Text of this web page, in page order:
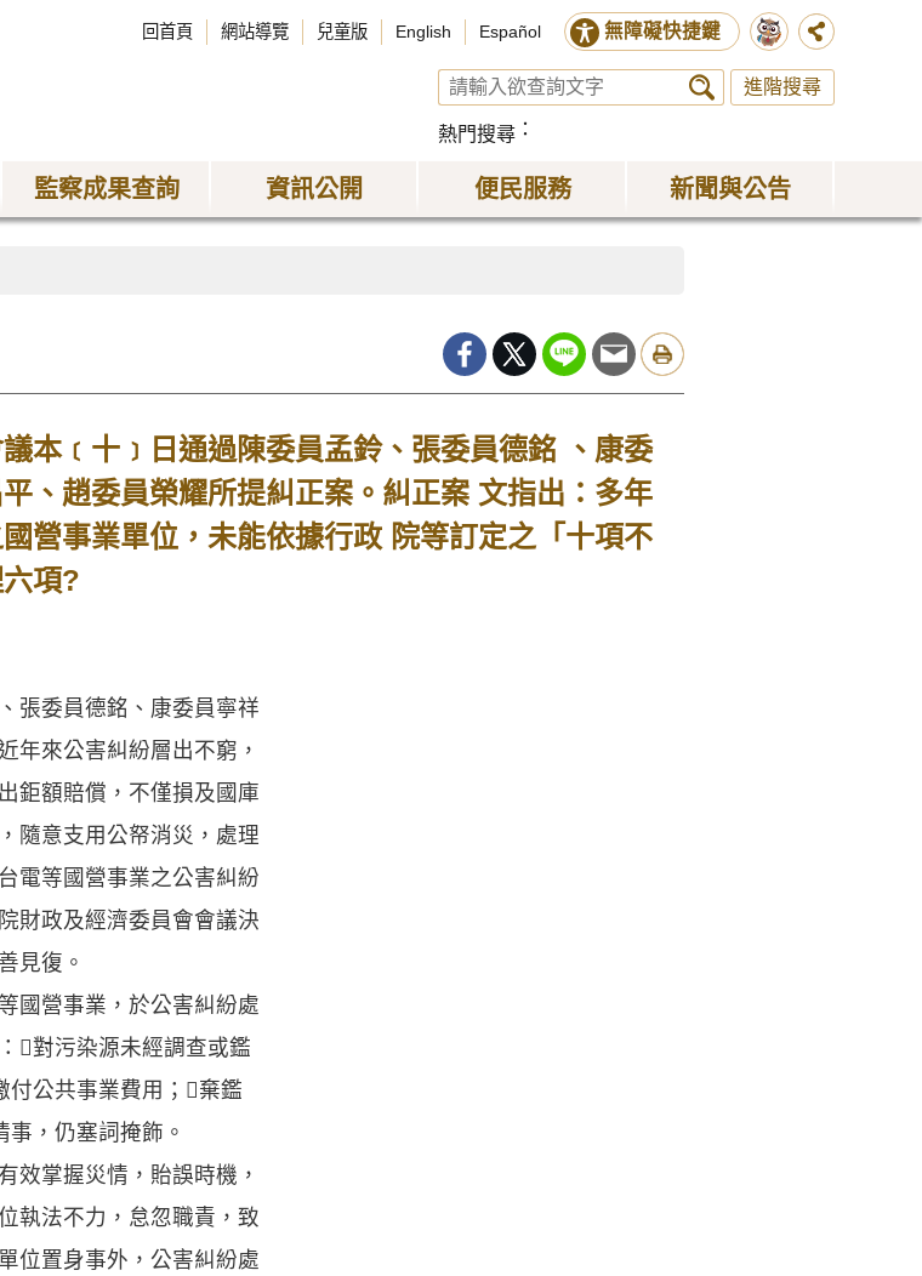
回首頁 網站導覽 兒童版 English Español 無障礙快捷鍵
進階搜尋
熱門搜尋
監察成果查詢 資訊公開 便民服務 新聞與公告
﹝十﹞日通過陳委員孟鈴、張委員德銘 、康委
、趙委員榮耀所提糾正案。糾正案 文指出：多年
營事業單位，未能依據行政 院等訂定之「十項不
項?
委員德銘、康委員寧祥
年來公害糾紛層出不窮，
鉅額賠償，不僅損及國庫
隨意支用公帑消災，處理
電等國營事業之公害糾紛
財政及經濟委員會會議決
見復。
營事業，於公害糾紛處
對污染源未經調查或鑑
付公共事業費用；棄鑑
，仍塞詞掩飾。
掌握災情，貽誤時機，
執法不力，怠忽職責，致
位置身事外，公害糾紛處